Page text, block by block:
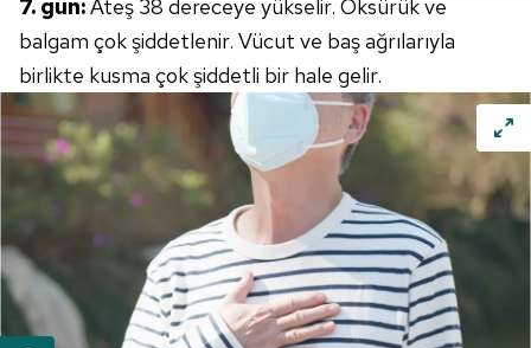
7. gün:Ateş 38 dereceye yükselir. Öksürük ve
balgam çok şiddetlenir. Vücut ve baş ağrılarıyla
birlikte kusma çok şiddetli bir hale gelir.